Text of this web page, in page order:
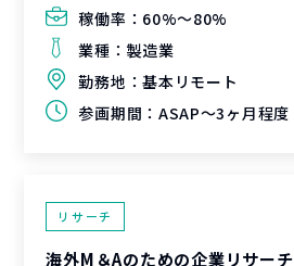
稼働率： 60%〜80%
業種： 製造業
勤務地：基本リモート
参画期間： ASAP～3ヶ月程度
リサーチ
海外M＆Aのための企業リサーチ